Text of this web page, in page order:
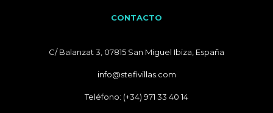
CONTACTO
C/ Balanzat 3, 07815 San Miguel Ibiza, España
info@stefivillas.com
Teléfono: (+34) 971 33 40 14